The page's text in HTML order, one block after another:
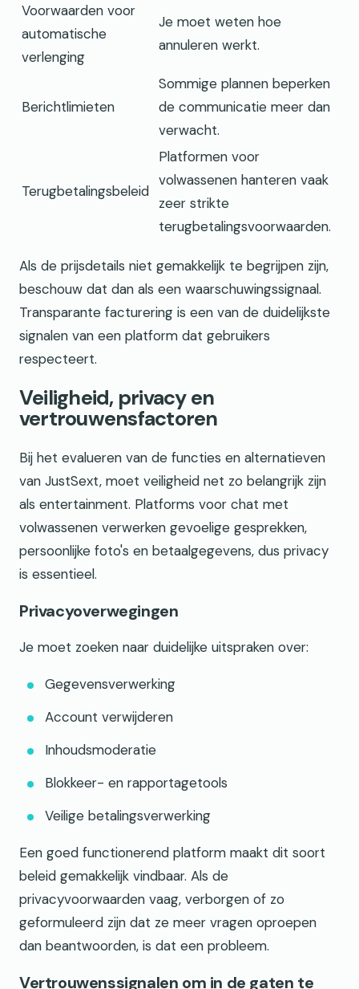
Voorwaarden voor
automatische
verlenging
Je moet weten hoe
annuleren werkt.
Berichtlimieten
Sommige plannen beperken
de communicatie meer dan
verwacht.
Terugbetalingsbeleid
Platformen voor
volwassenen hanteren vaak
zeer strikte
terugbetalingsvoorwaarden.
Als de prijsdetails niet gemakkelijk te begrijpen zijn,
beschouw dat dan als een waarschuwingssignaal.
Transparante facturering is een van de duidelijkste
signalen van een platform dat gebruikers
respecteert.
Veiligheid, privacy en
vertrouwensfactoren
Bij het evalueren van de functies en alternatieven
van JustSext, moet veiligheid net zo belangrijk zijn
als entertainment. Platforms voor chat met
volwassenen verwerken gevoelige gesprekken,
persoonlijke foto's en betaalgegevens, dus privacy
is essentieel.
Privacyoverwegingen
Je moet zoeken naar duidelijke uitspraken over:
Gegevensverwerking
Account verwijderen
Inhoudsmoderatie
Blokkeer- en rapportagetools
Veilige betalingsverwerking
Een goed functionerend platform maakt dit soort
beleid gemakkelijk vindbaar. Als de
privacyvoorwaarden vaag, verborgen of zo
geformuleerd zijn dat ze meer vragen oproepen
dan beantwoorden, is dat een probleem.
Vertrouwenssignalen om in de gaten te